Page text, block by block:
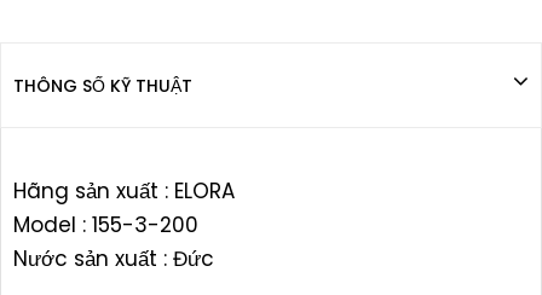
THÔNG SỐ KỸ THUẬT
Hãng sản xuất : ELORA
Model : 155-3-200
Nước sản xuất : Đức